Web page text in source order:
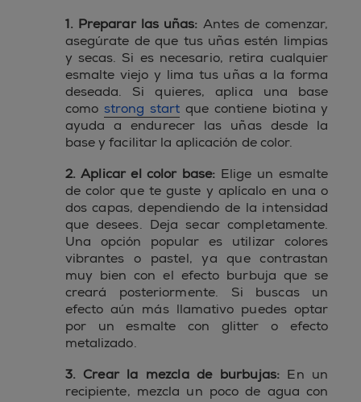
1. Preparar las uñas: Antes de comenzar,
asegúrate de que tus uñas estén limpias
y secas. Si es necesario, retira cualquier
esmalte viejo y lima tus uñas a la forma
deseada. Si quieres, aplica una base
como strong start que contiene biotina y
ayuda a endurecer las uñas desde la
base y facilitar la aplicación de color.
2. Aplicar el color base: Elige un esmalte
de color que te guste y aplícalo en una o
dos capas, dependiendo de la intensidad
que desees. Deja secar completamente.
Una opción popular es utilizar colores
vibrantes o pastel, ya que contrastan
muy bien con el efecto burbuja que se
creará posteriormente. Si buscas un
efecto aún más llamativo puedes optar
por un esmalte con glitter o efecto
metalizado.
3. Crear la mezcla de burbujas: En un
recipiente, mezcla un poco de agua con